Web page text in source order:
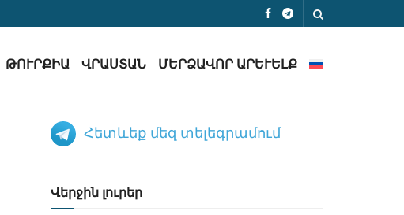
ԹՈՒՐՔԻԱ ՎՐԱՍՏԱՆ ՄԵՐՁԱՎՈՐ ԱՐԵՒԵԼՔ
Հետևեք մեզ տելեգրամում
Վերջին լուրեր